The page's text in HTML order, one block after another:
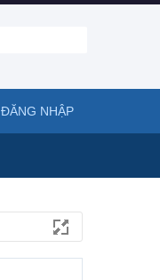
ĐĂNG NHẬP